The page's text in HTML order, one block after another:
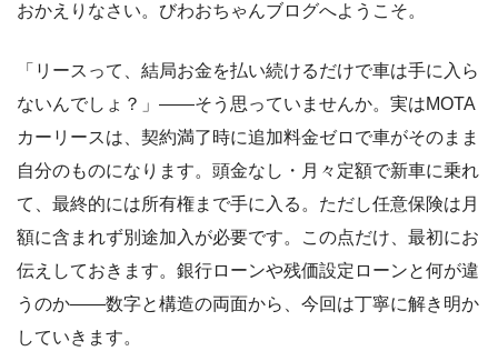
おかえりなさい。びわおちゃんブログへようこそ。
「リースって、結局お金を払い続けるだけで車は手に入ら
ないんでしょ？」――そう思っていませんか。実はMOTA
カーリースは、契約満了時に追加料金ゼロで車がそのまま
自分のものになります。頭金なし・月々定額で新車に乗れ
て、最終的には所有権まで手に入る。ただし任意保険は月
額に含まれず別途加入が必要です。この点だけ、最初にお
伝えしておきます。銀行ローンや残価設定ローンと何が違
うのか――数字と構造の両面から、今回は丁寧に解き明か
していきます。